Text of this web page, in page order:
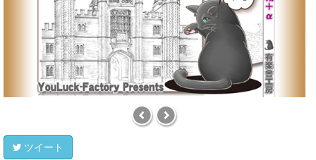
ツイート